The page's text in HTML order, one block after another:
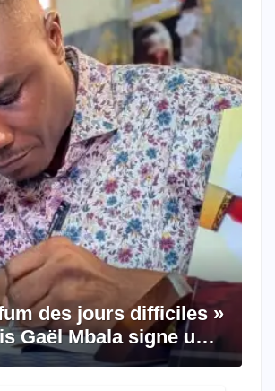
des jours difficiles »
Gaël Mbala signe un
porté par la